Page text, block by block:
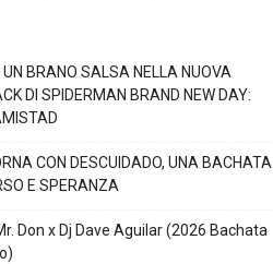
UN BRANO SALSA NELLA NUOVA
DI SPIDERMAN BRAND NEW DAY:
CON DESCUIDADO, UNA BACHATA
E SPERANZA
Don x Dj Dave Aguilar (2026 Bachata